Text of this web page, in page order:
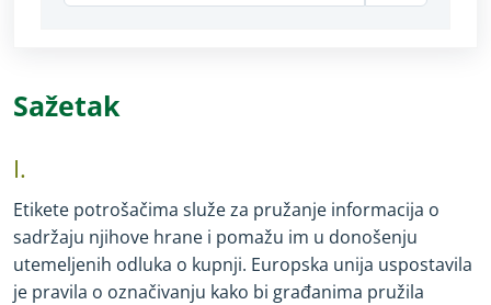
Sažetak
I.
Etikete potrošačima služe za pružanje informacija o
sadržaju njihove hrane i pomažu im u donošenju
utemeljenih odluka o kupnji. Europska unija uspostavila
je pravila o označivanju kako bi građanima pružila